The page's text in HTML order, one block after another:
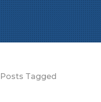
Posts Tagged